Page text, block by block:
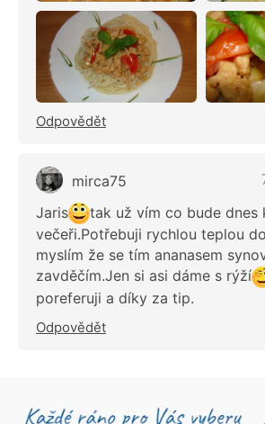
Odpovědět
mirca75
Jaris
tak už vím co bude dnes
večeři.Potřebuji rychlou teplou
myslím že se tím ananasem
zavděčím.Jen si asi dáme s rýží
poreferuji a díky za tip.
Odpovědět